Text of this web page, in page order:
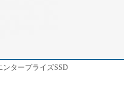
ンタープライズSSD